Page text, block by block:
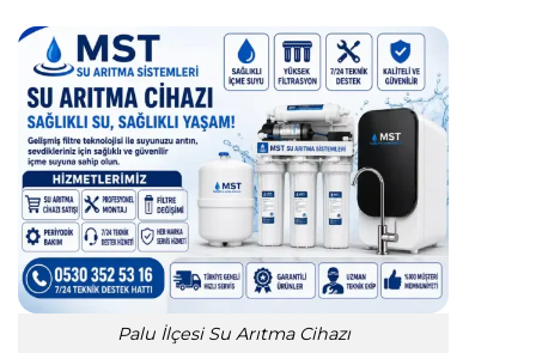
Palu İlçesi Su Arıtma Cihazı